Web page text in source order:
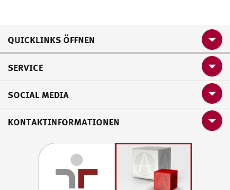
QUICKLINKS ÖFFNEN
SERVICE
SOCIAL MEDIA
KONTAKTINFORMATIONEN